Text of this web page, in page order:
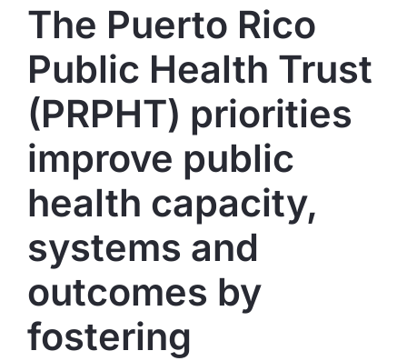
The Puerto Rico
Public Health Trust
(PRPHT) priorities
improve public
health capacity,
systems and
outcomes by
fostering